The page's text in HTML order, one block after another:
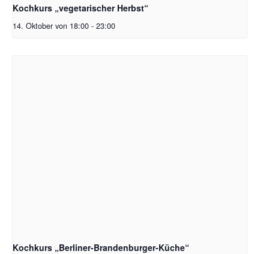
Kochkurs „vegetarischer Herbst“
14. Oktober von 18:00 - 23:00
Kochkurs „Berliner-Brandenburger-Küche“